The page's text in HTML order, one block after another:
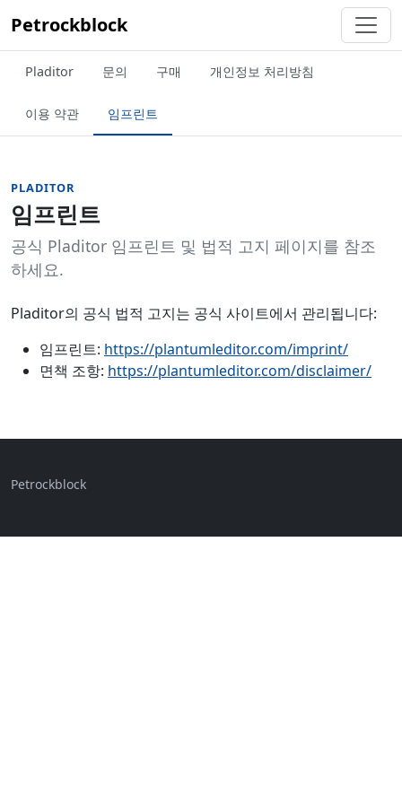
Petrockblock
Pladitor 문의 구매 개인정보 처리방침
이용 약관 임프린트
PLADITOR
임프린트
공식 Pladitor 임프린트 및 법적 고지 페이지를 참조
하세요.
Pladitor의 공식 법적 고지는 공식 사이트에서 관리됩니다:
임프린트: https://plantumleditor.com/imprint/
면책 조항: https://plantumleditor.com/disclaimer/
Petrockblock